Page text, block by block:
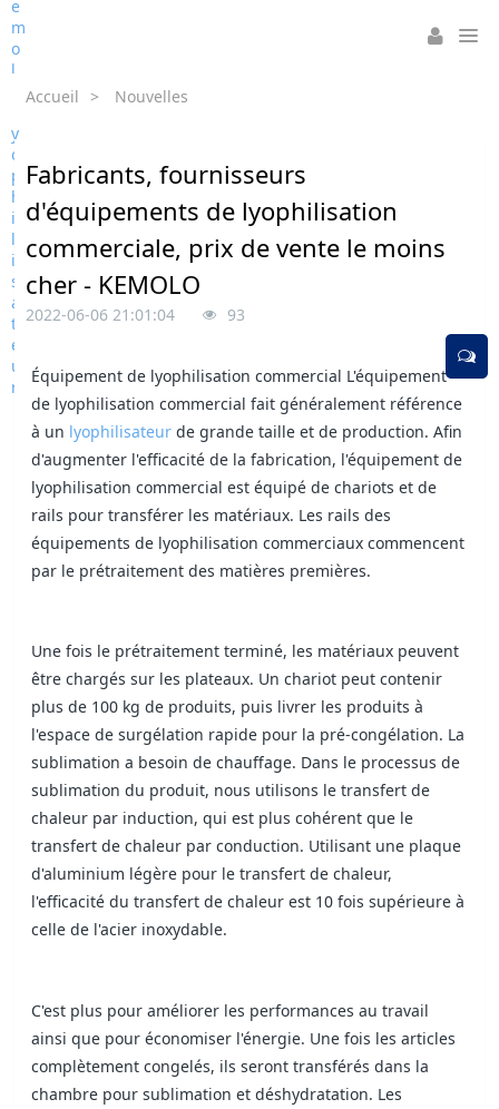
Accueil > Nouvelles
Fabricants, fournisseurs
d'équipements de lyophilisation
commerciale, prix de vente le moins
cher - KEMOLO
2022-06-06 21:01:04 93
Équipement de lyophilisation commercial L'équipement
de lyophilisation commercial fait généralement référence
à un lyophilisateur de grande taille et de production. Afin
d'augmenter l'efficacité de la fabrication, l'équipement de
lyophilisation commercial est équipé de chariots et de
rails pour transférer les matériaux. Les rails des
équipements de lyophilisation commerciaux commencent
par le prétraitement des matières premières.
Une fois le prétraitement terminé, les matériaux peuvent
être chargés sur les plateaux. Un chariot peut contenir
plus de 100 kg de produits, puis livrer les produits à
l'espace de surgélation rapide pour la pré-congélation. La
sublimation a besoin de chauffage. Dans le processus de
sublimation du produit, nous utilisons le transfert de
chaleur par induction, qui est plus cohérent que le
transfert de chaleur par conduction. Utilisant une plaque
d'aluminium légère pour le transfert de chaleur,
l'efficacité du transfert de chaleur est 10 fois supérieure à
celle de l'acier inoxydable.
C'est plus pour améliorer les performances au travail
ainsi que pour économiser l'énergie. Une fois les articles
complètement congelés, ils seront transférés dans la
chambre pour sublimation et déshydratation. Les